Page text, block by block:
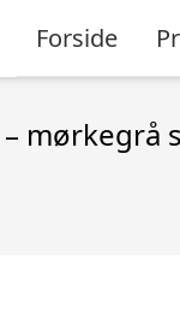
Forside